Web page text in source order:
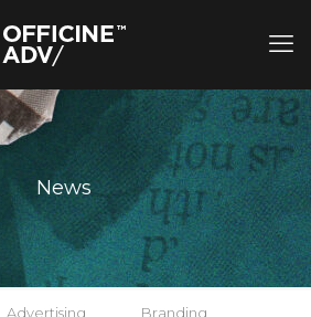
News
Advertising Branding